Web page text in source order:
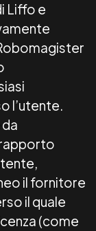
Liffo e
l’utente.
il fornitore
il quale
(come